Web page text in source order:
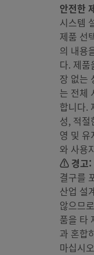
안전한
시스템
제품 선
의 내용
다. 제품
장 없는
는 전체
합니다.
성, 적절
영 및 유
와 사용
⚠ 경고:
결구를
산업 설
않으므
품을 타
과 혼합
마십시